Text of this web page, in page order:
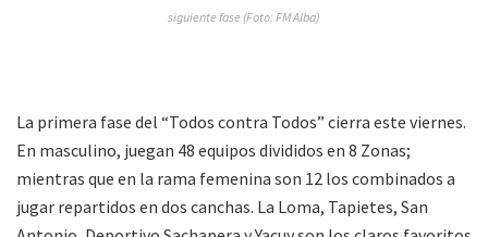
siguiente fase (Foto: FM Alba)
La primera fase del “Todos contra Todos” cierra este viernes.
En masculino, juegan 48 equipos divididos en 8 Zonas;
mientras que en la rama femenina son 12 los combinados a
jugar repartidos en dos canchas. La Loma, Tapietes, San